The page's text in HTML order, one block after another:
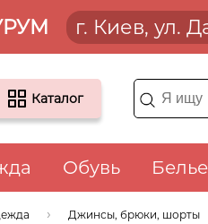
г. Киев, ул.
Каталог
Обувь Белье
Джинсы, брюки, шорты